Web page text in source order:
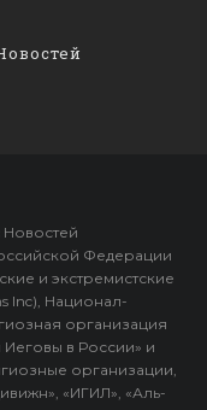
Новостей
Федерации
и экстремистские
Inc), Национал-
организация
в России» и
организации,
«ИГИЛ», «Аль-